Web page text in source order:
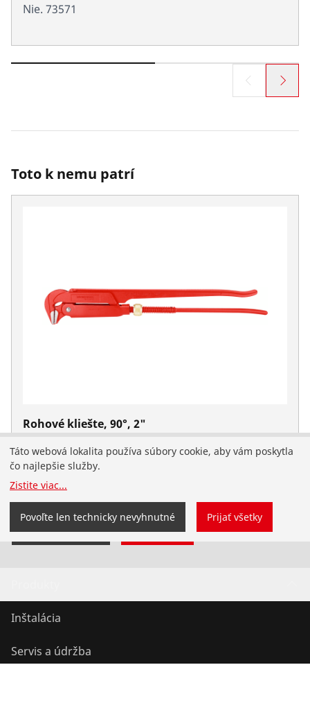
Nie. 73571
Toto k nemu patrí
Rohové kliešte, 90°, 2"
Nie. 070112X
Pristáli ste na slovenskej webovej stránke
ROTHENBERGER pre Slovensko. Môžete si tiež vybrať
Zmeniť krajinu Nezmeniť
Inštalácia
Servis a údržba
Táto webová lokalita používa súbory cookie, aby vám poskytla
čo najlepšie služby.
Zistite viac...
Povoľte len technicky nevyhnutné Prijať všetky